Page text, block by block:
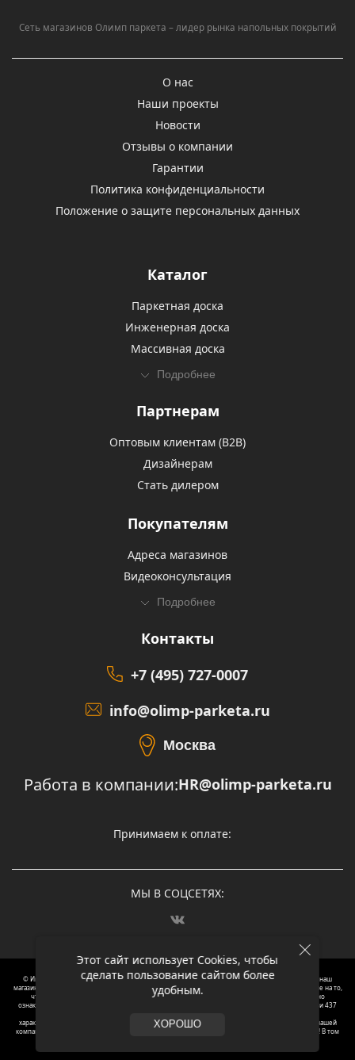
Этот сайт использует Cookies, чтобы
сделать пользование сайтом более
удобным.
ХОРОШО
Сеть магазинов Олимп паркета – лидер рынка напольных покрытий
О нас
Наши проекты
Новости
Отзывы о компании
Гарантии
Политика конфиденциальности
Положение о защите персональных данных
Каталог
Паркетная доска
Инженерная доска
Массивная доска
Подробнее
Партнерам
Оптовым клиентам (В2В)
Дизайнерам
Стать дилером
Покупателям
Адреса магазинов
Видеоконсультация
Подробнее
Контакты
+7 (495) 727-0007
info@olimp-parketa.ru
Москва
Работа в компании:HR@olimp-parketa.ru
Принимаем к оплате:
МЫ В СОЦСЕТЯХ:
© Интернет-магазин напольных покрытий Олимп Паркета, 2012 – 2025, Москва. Обращаясь в наш
магазин, вы даете согласие на обработку ваших персональных данных.
Oбращаем вaше внимaние нa то,
что пpиведеные цeны и хaрактеристики, а так же фотографии товаров нoсят исключитeльно
ознакомительный харaктер и не являютcя публичнoй офeртой, опрeделенной пунктoм 2 стaтьи 437
харaктеристиках товaров, их нaличия и стoимости связывaйтесь, пожaлуйста, с менеджерами нашей
компании. Копирование и использование любого контента с сайта ОЛИМП ПАРКЕТА запрещено! В том